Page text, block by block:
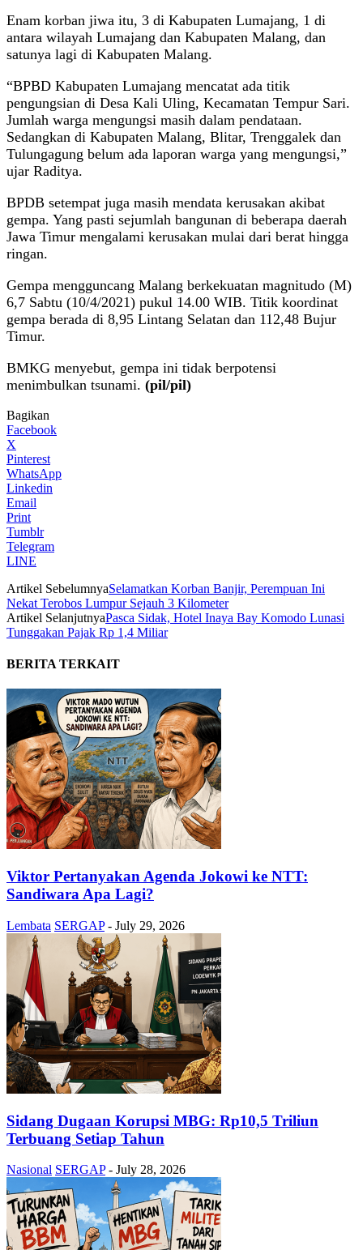
Enam korban jiwa itu, 3 di Kabupaten Lumajang, 1 di
antara wilayah Lumajang dan Kabupaten Malang, dan
satunya lagi di Kabupaten Malang.
“BPBD Kabupaten Lumajang mencatat ada titik
pengungsian di Desa Kali Uling, Kecamatan Tempur Sari.
Jumlah warga mengungsi masih dalam pendataan.
Sedangkan di Kabupaten Malang, Blitar, Trenggalek dan
Tulungagung belum ada laporan warga yang mengungsi,”
ujar Raditya.
BPDB setempat juga masih mendata kerusakan akibat
gempa. Yang pasti sejumlah bangunan di beberapa daerah
Jawa Timur mengalami kerusakan mulai dari berat hingga
ringan.
Gempa mengguncang Malang berkekuatan magnitudo (M)
6,7 Sabtu (10/4/2021) pukul 14.00 WIB. Titik koordinat
gempa berada di 8,95 Lintang Selatan dan 112,48 Bujur
Timur.
BMKG menyebut, gempa ini tidak berpotensi
menimbulkan tsunami. (pil/pil)
Bagikan
Facebook
X
Pinterest
WhatsApp
Linkedin
Email
Print
Tumblr
Telegram
LINE
Artikel SebelumnyaSelamatkan Korban Banjir, Perempuan Ini
Nekat Terobos Lumpur Sejauh 3 Kilometer
Artikel SelanjutnyaPasca Sidak, Hotel Inaya Bay Komodo Lunasi
Tunggakan Pajak Rp 1,4 Miliar
BERITA TERKAIT
Viktor Pertanyakan Agenda Jokowi ke NTT:
Sandiwara Apa Lagi?
Lembata SERGAP - July 29, 2026
Sidang Dugaan Korupsi MBG: Rp10,5 Triliun
Terbuang Setiap Tahun
Nasional SERGAP - July 28, 2026